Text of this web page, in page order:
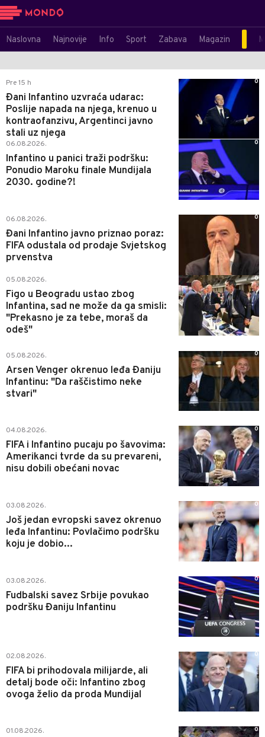
Naslovna Najnovije Info Sport Zabava Magazin
Pre 15 h
Đani Infantino uzvraća udarac:
Poslije napada na njega, krenuo u
kontraofanzivu, Argentinci javno
stali uz njega
0
06.08.2026.
Infantino u panici traži podršku:
Ponudio Maroku finale Mundijala
2030. godine?!
0
06.08.2026.
Đani Infantino javno priznao poraz:
FIFA odustala od prodaje Svjetskog
prvenstva
0
05.08.2026.
Figo u Beogradu ustao zbog
Infantina, sad ne može da ga smisli:
"Prekasno je za tebe, moraš da
odeš"
0
05.08.2026.
Arsen Venger okrenuo leđa Đaniju
Infantinu: "Da raščistimo neke
stvari"
0
04.08.2026.
FIFA i Infantino pucaju po šavovima:
Amerikanci tvrde da su prevareni,
nisu dobili obećani novac
0
03.08.2026.
Još jedan evropski savez okrenuo
leđa Infantinu: Povlačimo podršku
koju je dobio...
0
03.08.2026.
Fudbalski savez Srbije povukao
podršku Đaniju Infantinu
0
02.08.2026.
FIFA bi prihodovala milijarde, ali
detalj bode oči: Infantino zbog
ovoga želio da proda Mundijal
0
01.08.2026. 0